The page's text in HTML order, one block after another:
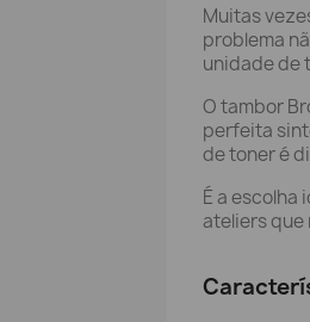
Muitas
problema
unidade de
O tambor
perfeita
de toner é
É a
ateliers que